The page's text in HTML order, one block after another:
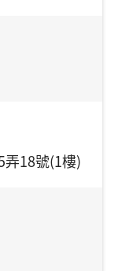
18號(1樓)